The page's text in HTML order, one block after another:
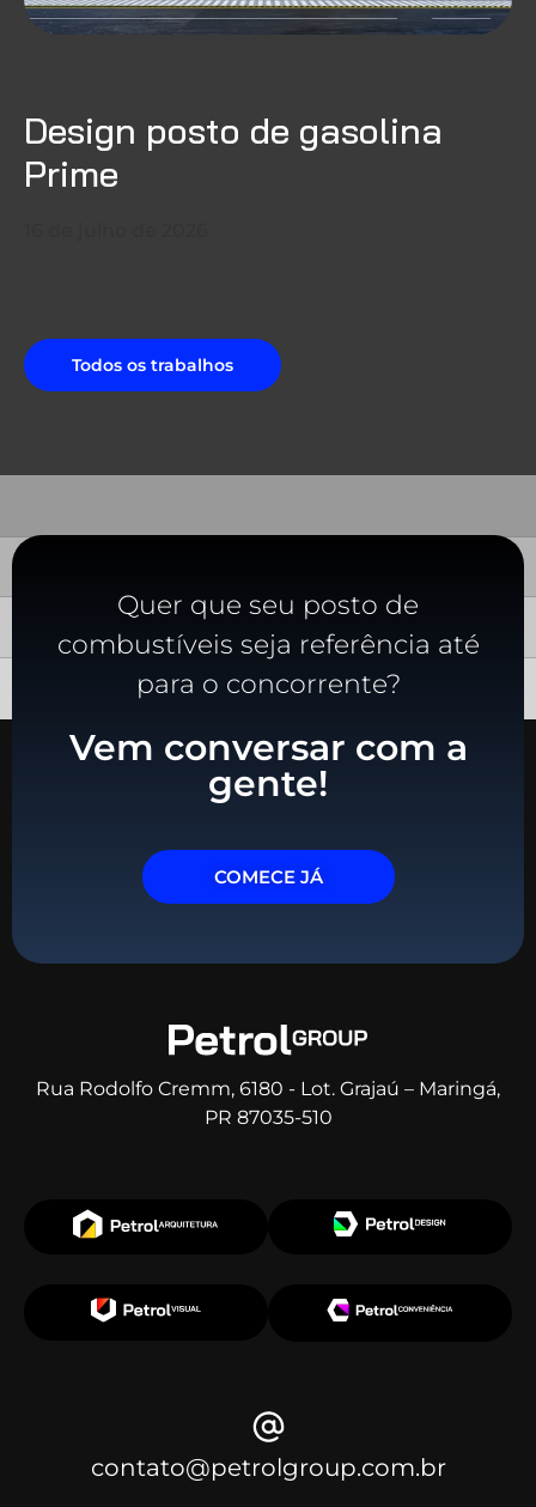
Design posto de gasolina
Prime
Todos os trabalhos
Quer que seu posto de
combustíveis seja referência até
para o concorrente?
Vem conversar com a
gente!
COMECE JÁ
Rua Rodolfo Cremm, 6180 - Lot. Grajaú – Maringá,
PR 87035-510
contato@petrolgroup.com.br